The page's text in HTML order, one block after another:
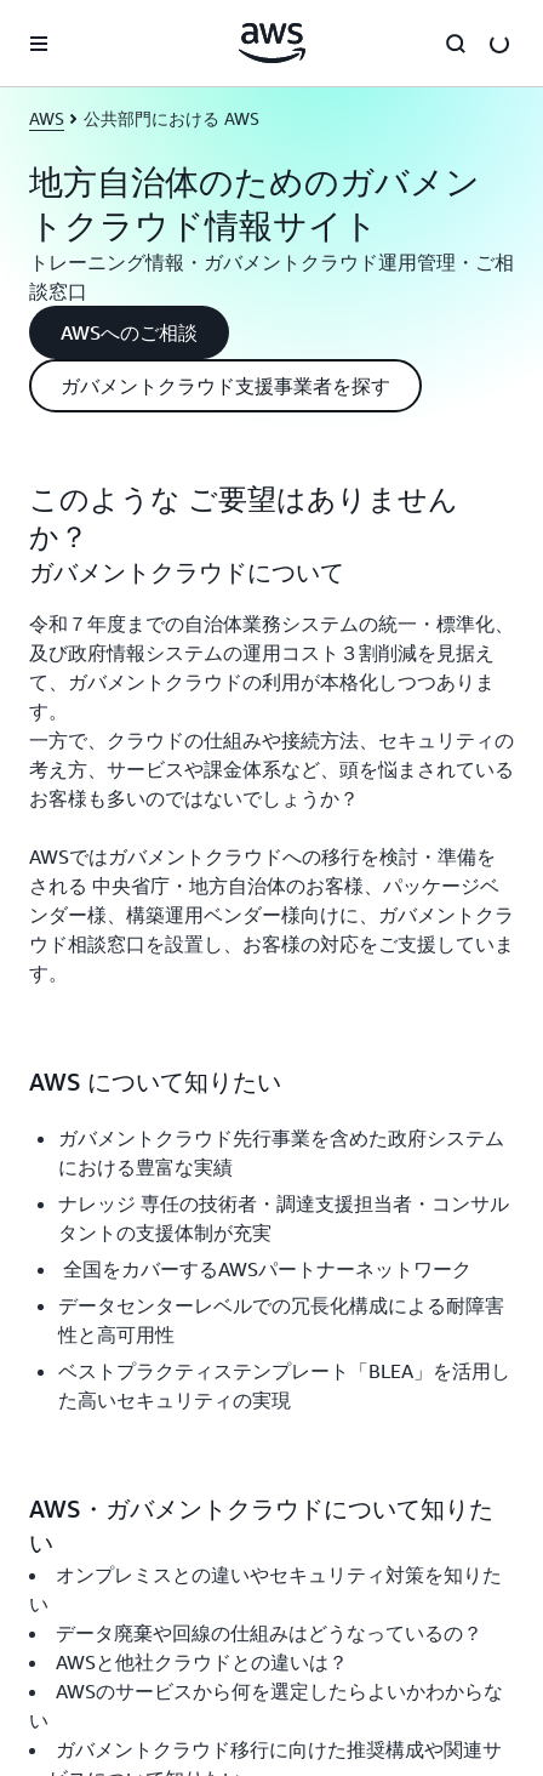
AWS 公共部門における AWS
地方自治体のためのガバメン
トクラウド情報サイト
トレーニング情報・ガバメントクラウド運用管理・ご相
談窓口
AWSへのご相談
ガバメントクラウド支援事業者を探す
このような ご要望はありません
か？
ガバメントクラウドについて
令和７年度までの自治体業務システムの統一・標準化、
及び政府情報システムの運用コスト３割削減を見据え
て、ガバメントクラウドの利用が本格化しつつありま
す。
一方で、クラウドの仕組みや接続方法、セキュリティの
考え方、サービスや課金体系など、頭を悩まされている
お客様も多いのではないでしょうか？
AWSではガバメントクラウドへの移行を検討・準備を
される 中央省庁・地方自治体のお客様、パッケージベ
ンダー様、構築運用ベンダー様向けに、ガバメントクラ
ウド相談窓口を設置し、お客様の対応をご支援していま
す。
AWS について知りたい
ガバメントクラウド先行事業を含めた政府システム
における豊富な実績
ナレッジ 専任の技術者・調達支援担当者・コンサル
タントの支援体制が充実
全国をカバーするAWSパートナーネットワーク
データセンターレベルでの冗長化構成による耐障害
性と高可用性
ベストプラクティステンプレート「BLEA」を活用し
た高いセキュリティの実現
AWS・ガバメントクラウドについて知りた
い
オンプレミスとの違いやセキュリティ対策を知りた
い
データ廃棄や回線の仕組みはどうなっているの？
AWSと他社クラウドとの違いは？
AWSのサービスから何を選定したらよいかわからな
い
ガバメントクラウド移行に向けた推奨構成や関連サ